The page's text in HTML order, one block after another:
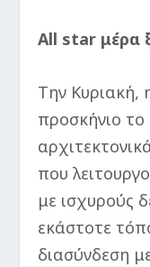
All star μέρα
Την Κυριακή,
προσκήνιο
που
με ισχυρούς
εκάστοτε
διασύνδεση